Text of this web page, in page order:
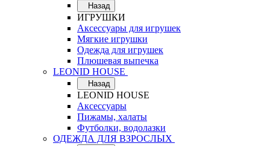
Назад
ИГРУШКИ
Аксессуары для игрушек
Мягкие игрушки
Одежда для игрушек
Плюшевая выпечка
LEONID HOUSE
Назад
LEONID HOUSE
Аксессуары
Пижамы, халаты
Футболки, водолазки
ОДЕЖДА ДЛЯ ВЗРОСЛЫХ